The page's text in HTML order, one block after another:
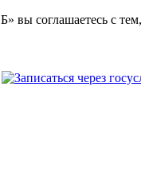
вы соглашаетесь с